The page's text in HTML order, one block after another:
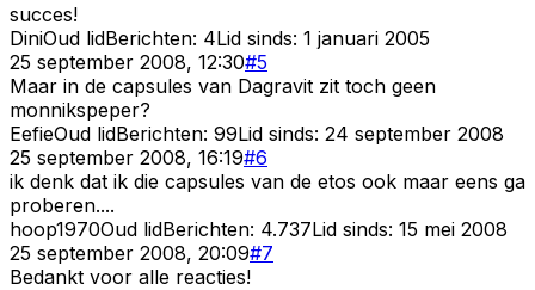
succes!
DiniOud lidBerichten: 4Lid sinds: 1 januari 2005
25 september 2008, 12:30#5
Maar in de capsules van Dagravit zit toch geen
monnikspeper?
EefieOud lidBerichten: 99Lid sinds: 24 september 2008
25 september 2008, 16:19#6
ik denk dat ik die capsules van de etos ook maar eens ga
proberen....
hoop1970Oud lidBerichten: 4.737Lid sinds: 15 mei 2008
25 september 2008, 20:09#7
Bedankt voor alle reacties!